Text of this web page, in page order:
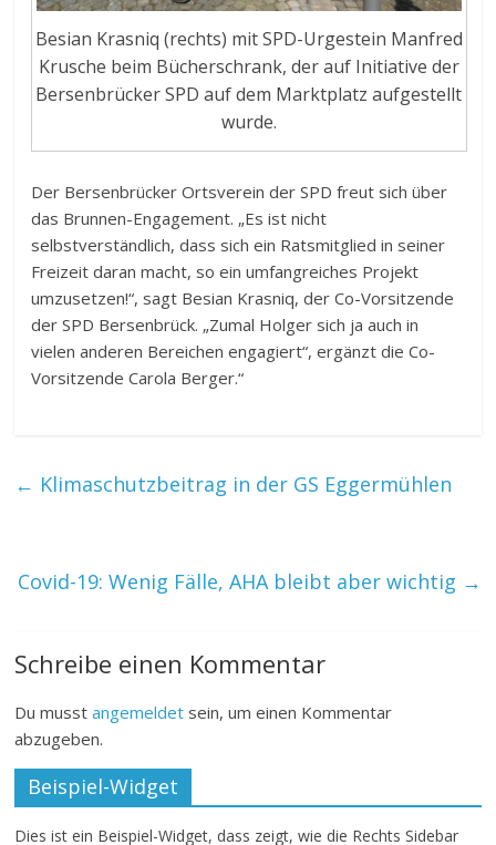
Besian Krasniq (rechts) mit SPD-Urgestein Manfred
Krusche beim Bücherschrank, der auf Initiative der
Bersenbrücker SPD auf dem Marktplatz aufgestellt
wurde.
Der Bersenbrücker Ortsverein der SPD freut sich über
das Brunnen-Engagement. „Es ist nicht
selbstverständlich, dass sich ein Ratsmitglied in seiner
Freizeit daran macht, so ein umfangreiches Projekt
umzusetzen!“, sagt Besian Krasniq, der Co-Vorsitzende
der SPD Bersenbrück. „Zumal Holger sich ja auch in
vielen anderen Bereichen engagiert“, ergänzt die Co-
Vorsitzende Carola Berger.“
← Klimaschutzbeitrag in der GS Eggermühlen
Covid-19: Wenig Fälle, AHA bleibt aber wichtig →
Schreibe einen Kommentar
Du musstangemeldet sein, um einen Kommentar
abzugeben.
Beispiel-Widget
Dies ist ein Beispiel-Widget, dass zeigt, wie die Rechts Sidebar